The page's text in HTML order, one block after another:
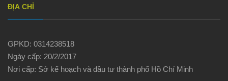
ĐỊA CHỈ
GPKD: 0314238518
Ngày cấp: 20/2/2017
Nơi cấp: Sở kế hoạch và đầu tư thành phố Hồ Chí Minh